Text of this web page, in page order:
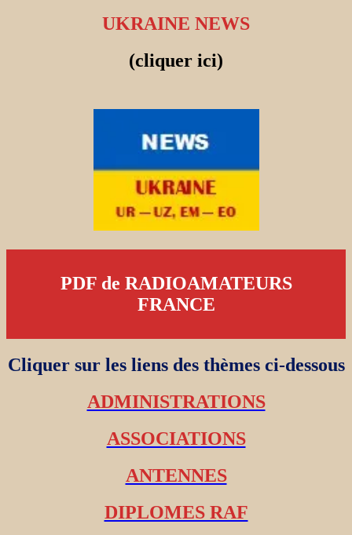
UKRAINE NEWS
(cliquer ici)
PDF de RADIOAMATEURS
FRANCE
Cliquer sur les liens des thèmes ci-dessous
ADMINISTRATIONS
ASSOCIATIONS
ANTENNES
DIPLOMES RAF